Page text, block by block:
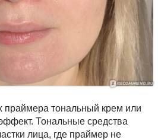
праймера тональный крем или
Тональные средства
лица, где праймер не